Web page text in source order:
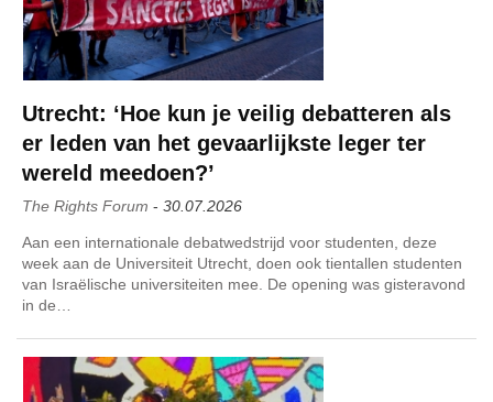
Utrecht: ‘Hoe kun je veilig debatteren als
er leden van het gevaarlijkste leger ter
wereld meedoen?’
The Rights Forum - 30.07.2026
Aan een internationale debatwedstrijd voor studenten, deze
week aan de Universiteit Utrecht, doen ook tientallen studenten
van Israëlische universiteiten mee. De opening was gisteravond
in de…